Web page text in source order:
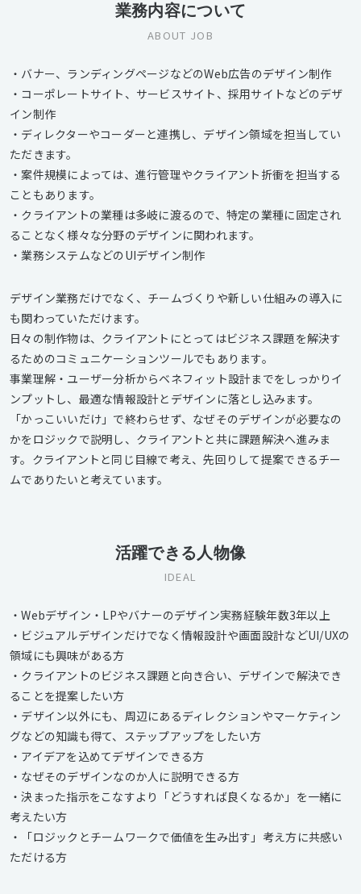
業務内容について
ABOUT JOB
・バナー、ランディングページなどのWeb広告のデザイン制作
・コーポレートサイト、サービスサイト、採用サイトなどのデザ
イン制作
・ディレクターやコーダーと連携し、デザイン領域を担当してい
ただきます。
・案件規模によっては、進行管理やクライアント折衝を担当する
こともあります。
・クライアントの業種は多岐に渡るので、特定の業種に固定され
ることなく様々な分野のデザインに関われます。
・業務システムなどのUIデザイン制作
デザイン業務だけでなく、チームづくりや新しい仕組みの導入に
も関わっていただけます。
日々の制作物は、クライアントにとってはビジネス課題を解決す
るためのコミュニケーションツールでもあります。
事業理解・ユーザー分析からベネフィット設計までをしっかりイ
ンプットし、最適な情報設計とデザインに落とし込みます。
「かっこいいだけ」で終わらせず、なぜそのデザインが必要なの
かをロジックで説明し、クライアントと共に課題解決へ進みま
す。クライアントと同じ目線で考え、先回りして提案できるチー
ムでありたいと考えています。
活躍できる人物像
IDEAL
・Webデザイン・LPやバナーのデザイン実務経験年数3年以上
・ビジュアルデザインだけでなく情報設計や画面設計などUI/UXの
領域にも興味がある方
・クライアントのビジネス課題と向き合い、デザインで解決でき
ることを提案したい方
・デザイン以外にも、周辺にあるディレクションやマーケティン
グなどの知識も得て、ステップアップをしたい方
・アイデアを込めてデザインできる方
・なぜそのデザインなのか人に説明できる方
・決まった指示をこなすより「どうすれば良くなるか」を一緒に
考えたい方
・「ロジックとチームワークで価値を生み出す」考え方に共感い
ただける方